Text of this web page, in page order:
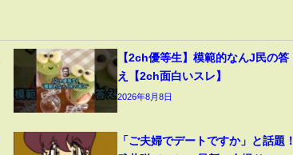
【2ch優等生】模範的なんJ民の答
え【2ch面白いスレ】
2026年8月8日
「ご夫婦でデートですか」と話題！